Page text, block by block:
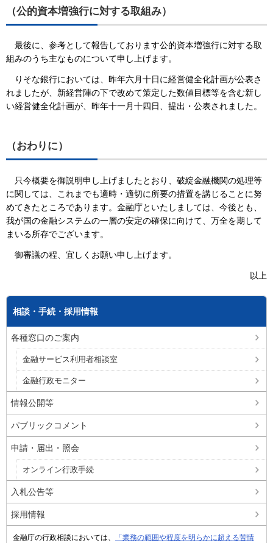
（公的資本増強行に対する取組み）
最後に、参考として報告しております公的資本増強行に対する取
組みのうち主なものについて申し上げます。
りそな銀行においては、昨年六月十日に経営健全化計画が公表さ
れましたが、新経営陣の下で改めて策定した数値目標等を含む新し
い経営健全化計画が、昨年十一月十四日、提出・公表されました。
（おわりに）
只今概要を御説明申し上げましたとおり、破綻金融機関の処理等
に関しては、これまでも適時・適切に所要の措置を講じることに努
めてきたところであります。金融庁といたしましては、今後とも、
我が国の金融システムの一層の安定の確保に向けて、万全を期して
まいる所存でございます。
御審議の程、宜しくお願い申し上げます。
以上
相談・手続・採用情報
各種窓口のご案内
金融サービス利用者相談室
金融行政モニター
情報公開等
パブリックコメント
申請・届出・照会
オンライン行政手続
入札公告等
採用情報
金融庁の行政相談においては、
「業務の範囲や程度を明らかに超える苦情